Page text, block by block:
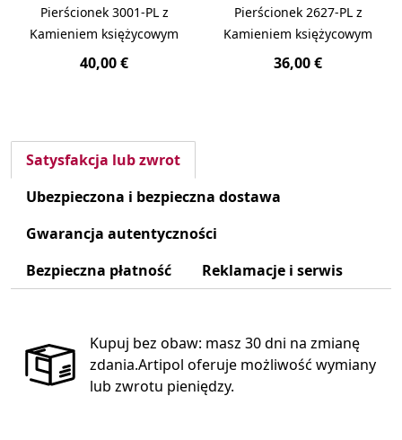
Pierścionek 3001-PL z
Kamieniem księżycowym
40,00 €
Pierścionek 2627-PL z
Kamieniem księżycowym
36,00 €
Satysfakcja lub zwrot
Ubezpieczona i bezpieczna dostawa
Gwarancja autentyczności
Bezpieczna płatność
Reklamacje i serwis
Kupuj bez obaw: masz 30 dni na zmianę
zdania.Artipol oferuje możliwość wymiany
lub zwrotu pieniędzy.